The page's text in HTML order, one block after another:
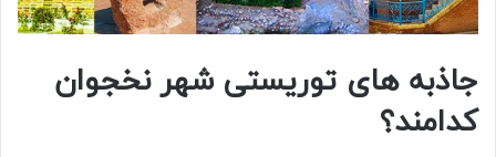
جاذبه های توریستی شهر نخجوان
کدامند؟